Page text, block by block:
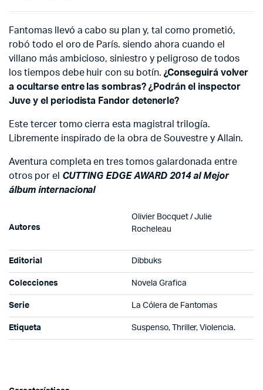
Fantomas llevó a cabo su plan y, tal como prometió,
robó todo el oro de París. siendo ahora cuando el
villano más ambicioso, siniestro y peligroso de todos
los tiempos debe huir con su botín. ¿Conseguirá volver
a ocultarse entre las sombras? ¿Podrán el inspector
Juve y el periodista Fandor detenerle?
Este tercer tomo cierra esta magistral trilogía.
Libremente inspirado de la obra de Souvestre y Allain.
Aventura completa en tres tomos galardonada entre
otros por el CUTTING EDGE AWARD 2014 al Mejor
álbum internacional
Autores
Olivier Bocquet / Julie
Rocheleau
Editorial Dibbuks
Colecciones Novela Grafica
Serie La Cólera de Fantomas
Etiqueta Suspenso, Thriller, Violencia.